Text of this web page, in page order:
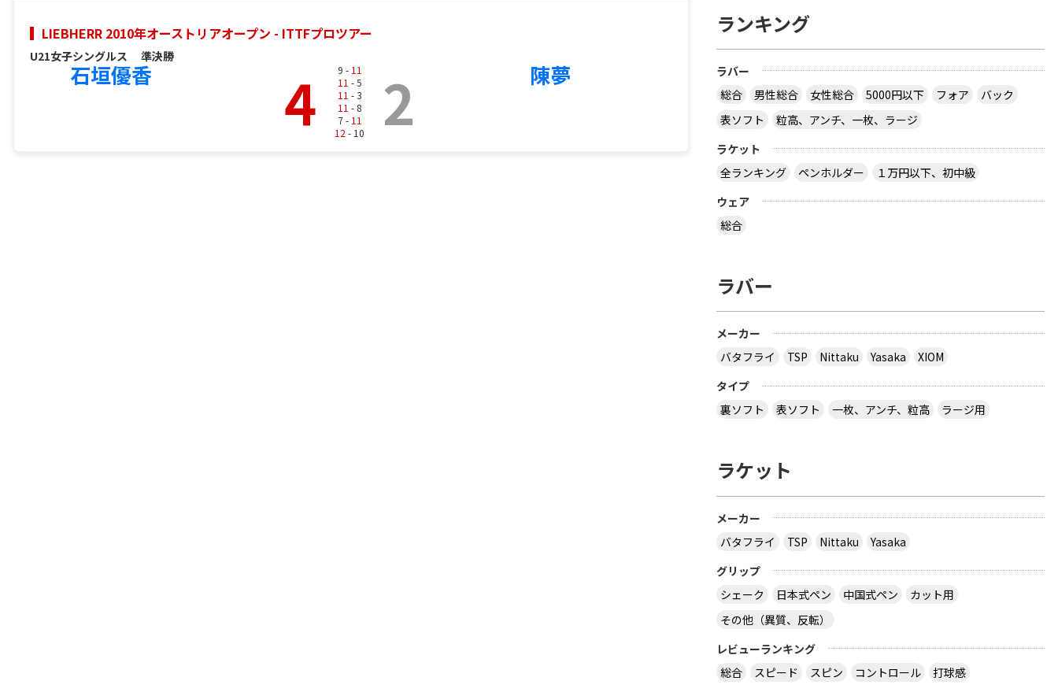
LIEBHERR 2010年オーストリアオープン - ITTFプロツアー
U21女子シングルス 準決勝
石垣優香 4 9 - 11
11 - 5
11 - 3
11 - 8
7 - 11
12 - 10 2 陳夢
ランキング
ラバー
総合
男性総合 女性総合 5000円以下 フォア
バック
表ソフト
粒高、アンチ、一枚、ラージ
ラケット
全ランキング
ペンホルダー
１万円以下、初中級
ウェア
総合
ラバー
メーカー
バタフライ
TSP Nittaku Yasaka
XIOM
タイプ
裏ソフト
表ソフト 一枚、アンチ、粒高 ラージ用
ラケット
メーカー
バタフライ
TSP Nittaku
Yasaka
グリップ
シェーク
日本式ペン 中国式ペン
カット用
その他（異質、反転）
レビューランキング
総合
スピード スピン コントロール 打球感